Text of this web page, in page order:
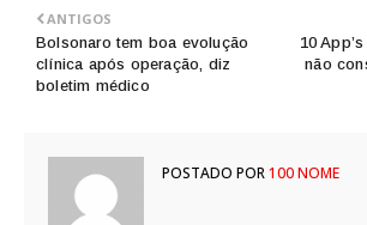
10
não
ANTIGOS
Bolsonaro tem boa evolução
clínica após operação, diz
boletim médico
POSTADO POR100 NOME